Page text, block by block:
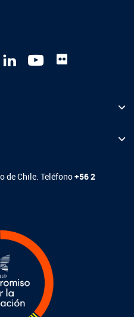
de Chile. Teléfono+56 2